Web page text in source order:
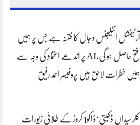
آرٹیفشل انٹلیجنس دجال کا فتنہ ہے جس پر ہمیں
فتح حاصل ہو گی،AI پر اندھے اعتماد کی وجہ سے
ہمیں خطرات لاحق ہیں پروفیسر احمد رفیق
کلرسیداں ڈکیتی‘ڈاکو1 کروڑ کے طلائی زیورات